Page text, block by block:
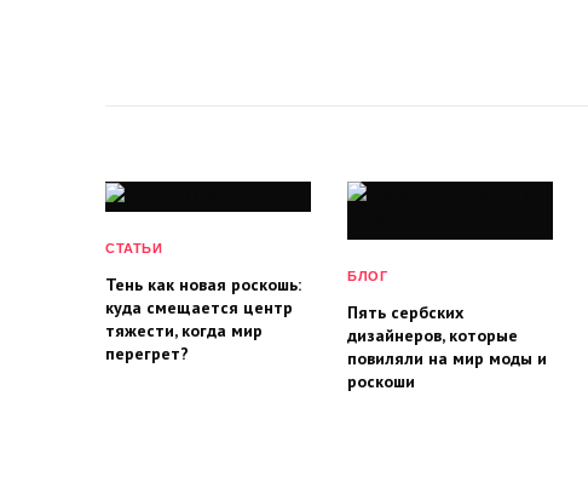
СТАТЬИ
Тень как новая роскошь:
куда смещается центр
тяжести, когда мир
перегрет?
БЛОГ
Пять сербских
дизайнеров, которые
повиляли на мир моды и
роскоши